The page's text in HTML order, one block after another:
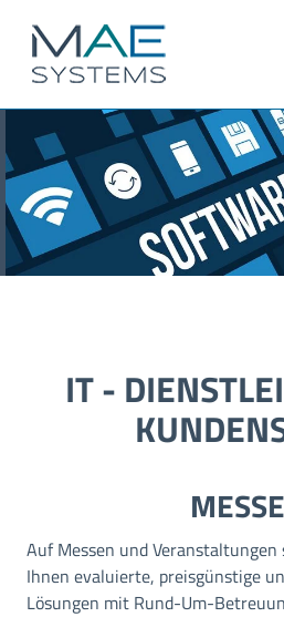
IT -
Auf Messen und
Ihnen evaluierte, preisgünstige
Lösungen mit Rund-Um-